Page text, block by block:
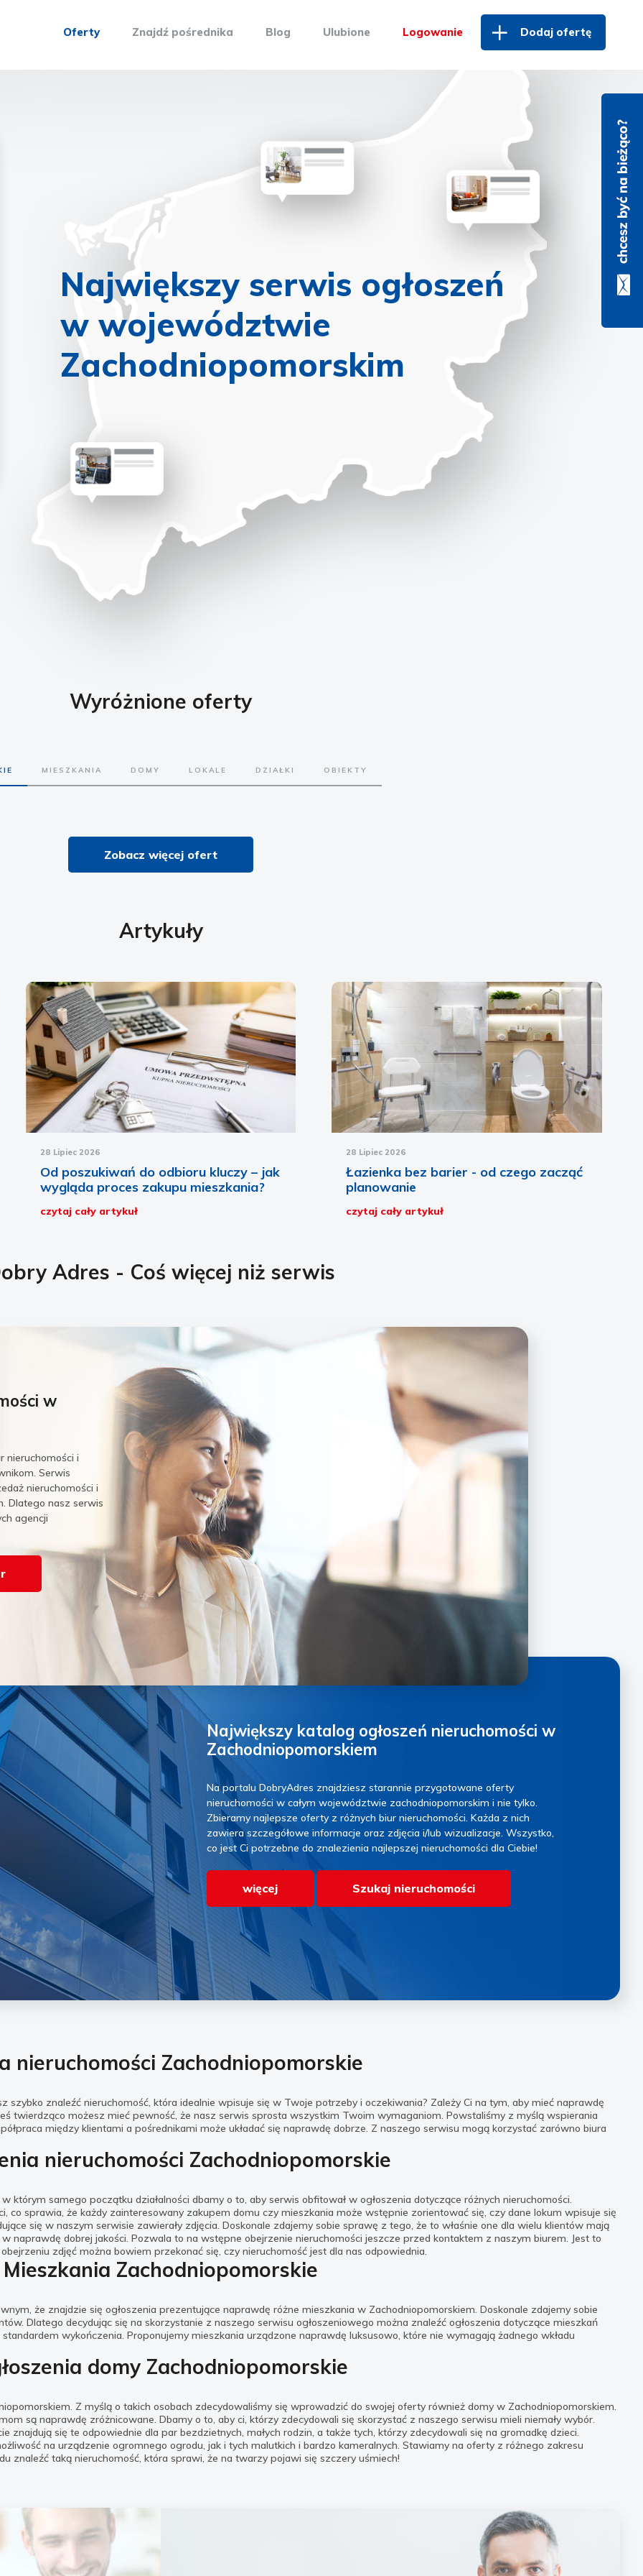
Oferty Znajdź pośrednika Blog Ulubione Logowanie Dodaj ofertę
Największy serwis ogłoszeń
w województwie
Zachodniopomorskim
Wyróżnione oferty
MIESZKANIA DOMY LOKALE DZIAŁKI OBIEKTY
Zobacz więcej ofert
Artykuły
28 Lipiec 2026
Od poszukiwań do odbioru kluczy – jak
wygląda proces zakupu mieszkania?
czytaj cały artykuł
28 Lipiec 2026
Łazienka bez barier - od czego zacząć
planowanie
czytaj cały artykuł
Adres - Coś więcej niż serwis
w
nieruchomości i
Serwis
nieruchomości i
Dlatego nasz serwis
agencji
Największy katalog ogłoszeń nieruchomości w
Zachodniopomorskiem
Na portalu DobryAdres znajdziesz starannie przygotowane oferty
nieruchomości w całym województwie zachodniopomorskim i nie tylko.
Zbieramy najlepsze oferty z różnych biur nieruchomości. Każda z nich
zawiera szczegółowe informacje oraz zdjęcia i/lub wizualizacje. Wszystko,
co jest Ci potrzebne do znalezienia najlepszej nieruchomości dla Ciebie!
więcej Szukaj nieruchomości
nieruchomości Zachodniopomorskie
szybko znaleźć nieruchomość, która idealnie wpisuje się w Twoje potrzeby i oczekiwania? Zależy Ci na tym, aby mieć naprawdę
twierdząco możesz mieć pewność, że nasz serwis sprosta wszystkim Twoim wymaganiom. Powstaliśmy z myślą wspierania
między klientami a pośrednikami może układać się naprawdę dobrze. Z naszego serwisu mogą korzystać zarówno biura
nieruchomości Zachodniopomorskie
którym samego początku działalności dbamy o to, aby serwis obfitował w ogłoszenia dotyczące różnych nieruchomości.
co sprawia, że każdy zainteresowany zakupem domu czy mieszkania może wstępnie zorientować się, czy dane lokum wpisuje się
się w naszym serwisie zawierały zdjęcia. Doskonale zdajemy sobie sprawę z tego, że to właśnie one dla wielu klientów mają
naprawdę dobrej jakości. Pozwala to na wstępne obejrzenie nieruchomości jeszcze przed kontaktem z naszym biurem. Jest to
zdjęć można bowiem przekonać się, czy nieruchomość jest dla nas odpowiednia.
Mieszkania Zachodniopomorskie
że znajdzie się ogłoszenia prezentujące naprawdę różne mieszkania w Zachodniopomorskiem. Doskonale zdajemy sobie
Dlatego decydując się na skorzystanie z naszego serwisu ogłoszeniowego można znaleźć ogłoszenia dotyczące mieszkań
wykończenia. Proponujemy mieszkania urządzone naprawdę luksusowo, które nie wymagają żadnego wkładu
domy Zachodniopomorskie
Z myślą o takich osobach zdecydowaliśmy się wprowadzić do swojej oferty również domy w Zachodniopomorskiem.
są naprawdę zróżnicowane. Dbamy o to, aby ci, którzy zdecydowali się skorzystać z naszego serwisu mieli niemały wybór.
się te odpowiednie dla par bezdzietnych, małych rodzin, a także tych, którzy zdecydowali się na gromadkę dzieci.
na urządzenie ogromnego ogrodu, jak i tych malutkich i bardzo kameralnych. Stawiamy na oferty z różnego zakresu
znaleźć taką nieruchomość, która sprawi, że na twarzy pojawi się szczery uśmiech!